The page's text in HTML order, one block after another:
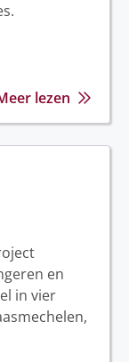
lezen
en
in vier